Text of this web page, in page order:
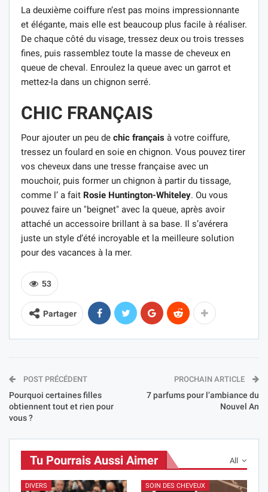
La deuxième coiffure n’est pas moins impressionnante
et élégante, mais elle est beaucoup plus facile à réaliser.
De chaque côté du visage, tressez deux ou trois tresses
fines, puis rassemblez toute la masse de cheveux en
queue de cheval. Enroulez la queue avec un garrot et
mettez-la dans un chignon serré.
CHIC FRANÇAIS
Pour ajouter un peu de chic français à votre coiffure,
tressez un foulard en soie en chignon. Vous pouvez tirer
vos cheveux dans une tresse française avec un
mouchoir, puis former un chignon à partir du tissage,
comme l’ a fait Rosie Huntington-Whiteley. Ou vous
pouvez faire un "beignet" avec la queue, après avoir
attaché un accessoire brillant à sa base. Il s’avérera
juste un style d’été incroyable et la meilleure solution
pour des vacances à la mer.
53
Partager
POST PRÉCÉDENT
Pourquoi certaines filles
obtiennent tout et rien pour
vous ?
PROCHAIN ARTICLE
7 parfums pour l’ambiance du
Nouvel An
All
Tu Pourrais Aussi Aimer
DIVERS SOIN DES CHEVEUX